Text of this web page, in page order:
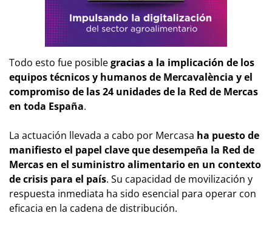
Todo esto fue posiblegracias a la implicación de los
equipos técnicos y humanos de Mercavalència y el
compromiso de las 24 unidades de la Red de Mercas
en toda España.
La actuación llevada a cabo por Mercasa ha puesto de
manifiesto el papel clave que desempeña la Red de
Mercas en el suministro alimentario en un contexto
de crisis para el país. Su capacidad de movilización y
respuesta inmediata ha sido esencial para operar con
eficacia en la cadena de distribución.